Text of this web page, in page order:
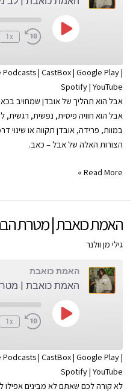
Play
Episode
1x
Amazon
Spotify
RSS FEED
SHARE
LINK
Podcasts| CastBox| Google Play|
Spotify| YouTube
אבל הוא תהליך של אובדן שמחויב
אבל הוא חוויה פיסית, נפשית, רגשית,
במוות, פרידה, אובדן תקווה או
הצורות האלה של אבל – כאב.
האמת
|
מתאבל
|
92
Read More »
האמת כואבת | מטרת
גילי מן וולנר
האמת כואבת
האמת כואבת |
Play
Episode
1x
AmazonSHARE
Podcasts| CastBox| Google Play|
Spotify| YouTube
לא קורה לכם שאתם לא מבינים